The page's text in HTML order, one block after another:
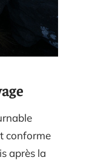
conforme
après la